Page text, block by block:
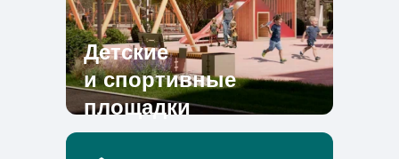
Детские
и спортивные
площадки
Разнообразие льготных программ